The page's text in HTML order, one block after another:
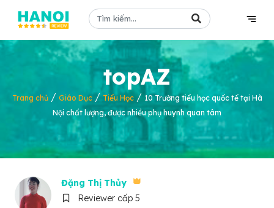
topAZ
Trang chủ/ Giáo Dục/ Tiểu Học/10 Trường tiểu học quốc tế tại Hà
Nội chất lượng, được nhiều phụ huynh quan tâm
Đặng Thị Thủy
Reviewer cấp 5